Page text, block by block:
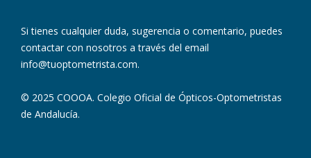
Si tienes cualquier duda, sugerencia o comentario, puedes
contactar con nosotros a través del email
info@tuoptometrista.com.
© 2025 COOOA. Colegio Oficial de Ópticos-Optometristas
de Andalucía.